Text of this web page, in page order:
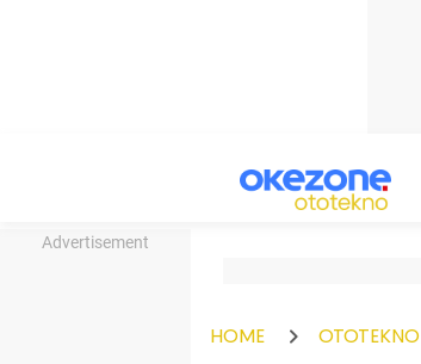
Advertisement
HOME OTOTEKNO